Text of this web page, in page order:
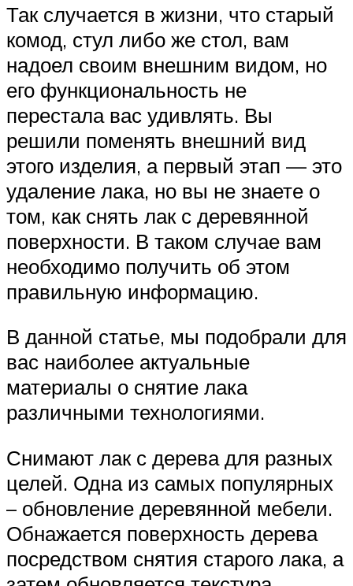
Так случается в жизни, что старый
комод, стул либо же стол, вам
надоел своим внешним видом, но
его функциональность не
перестала вас удивлять. Вы
решили поменять внешний вид
этого изделия, а первый этап — это
удаление лака, но вы не знаете о
том, как снять лак с деревянной
поверхности. В таком случае вам
необходимо получить об этом
правильную информацию.
В данной статье, мы подобрали для
вас наиболее актуальные
материалы о снятие лака
различными технологиями.
Снимают лак с дерева для разных
целей. Одна из самых популярных
– обновление деревянной мебели.
Обнажается поверхность дерева
посредством снятия старого лака, а